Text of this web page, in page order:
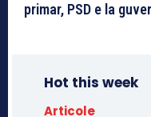
primar, PSD e la
Hot this week
Articole